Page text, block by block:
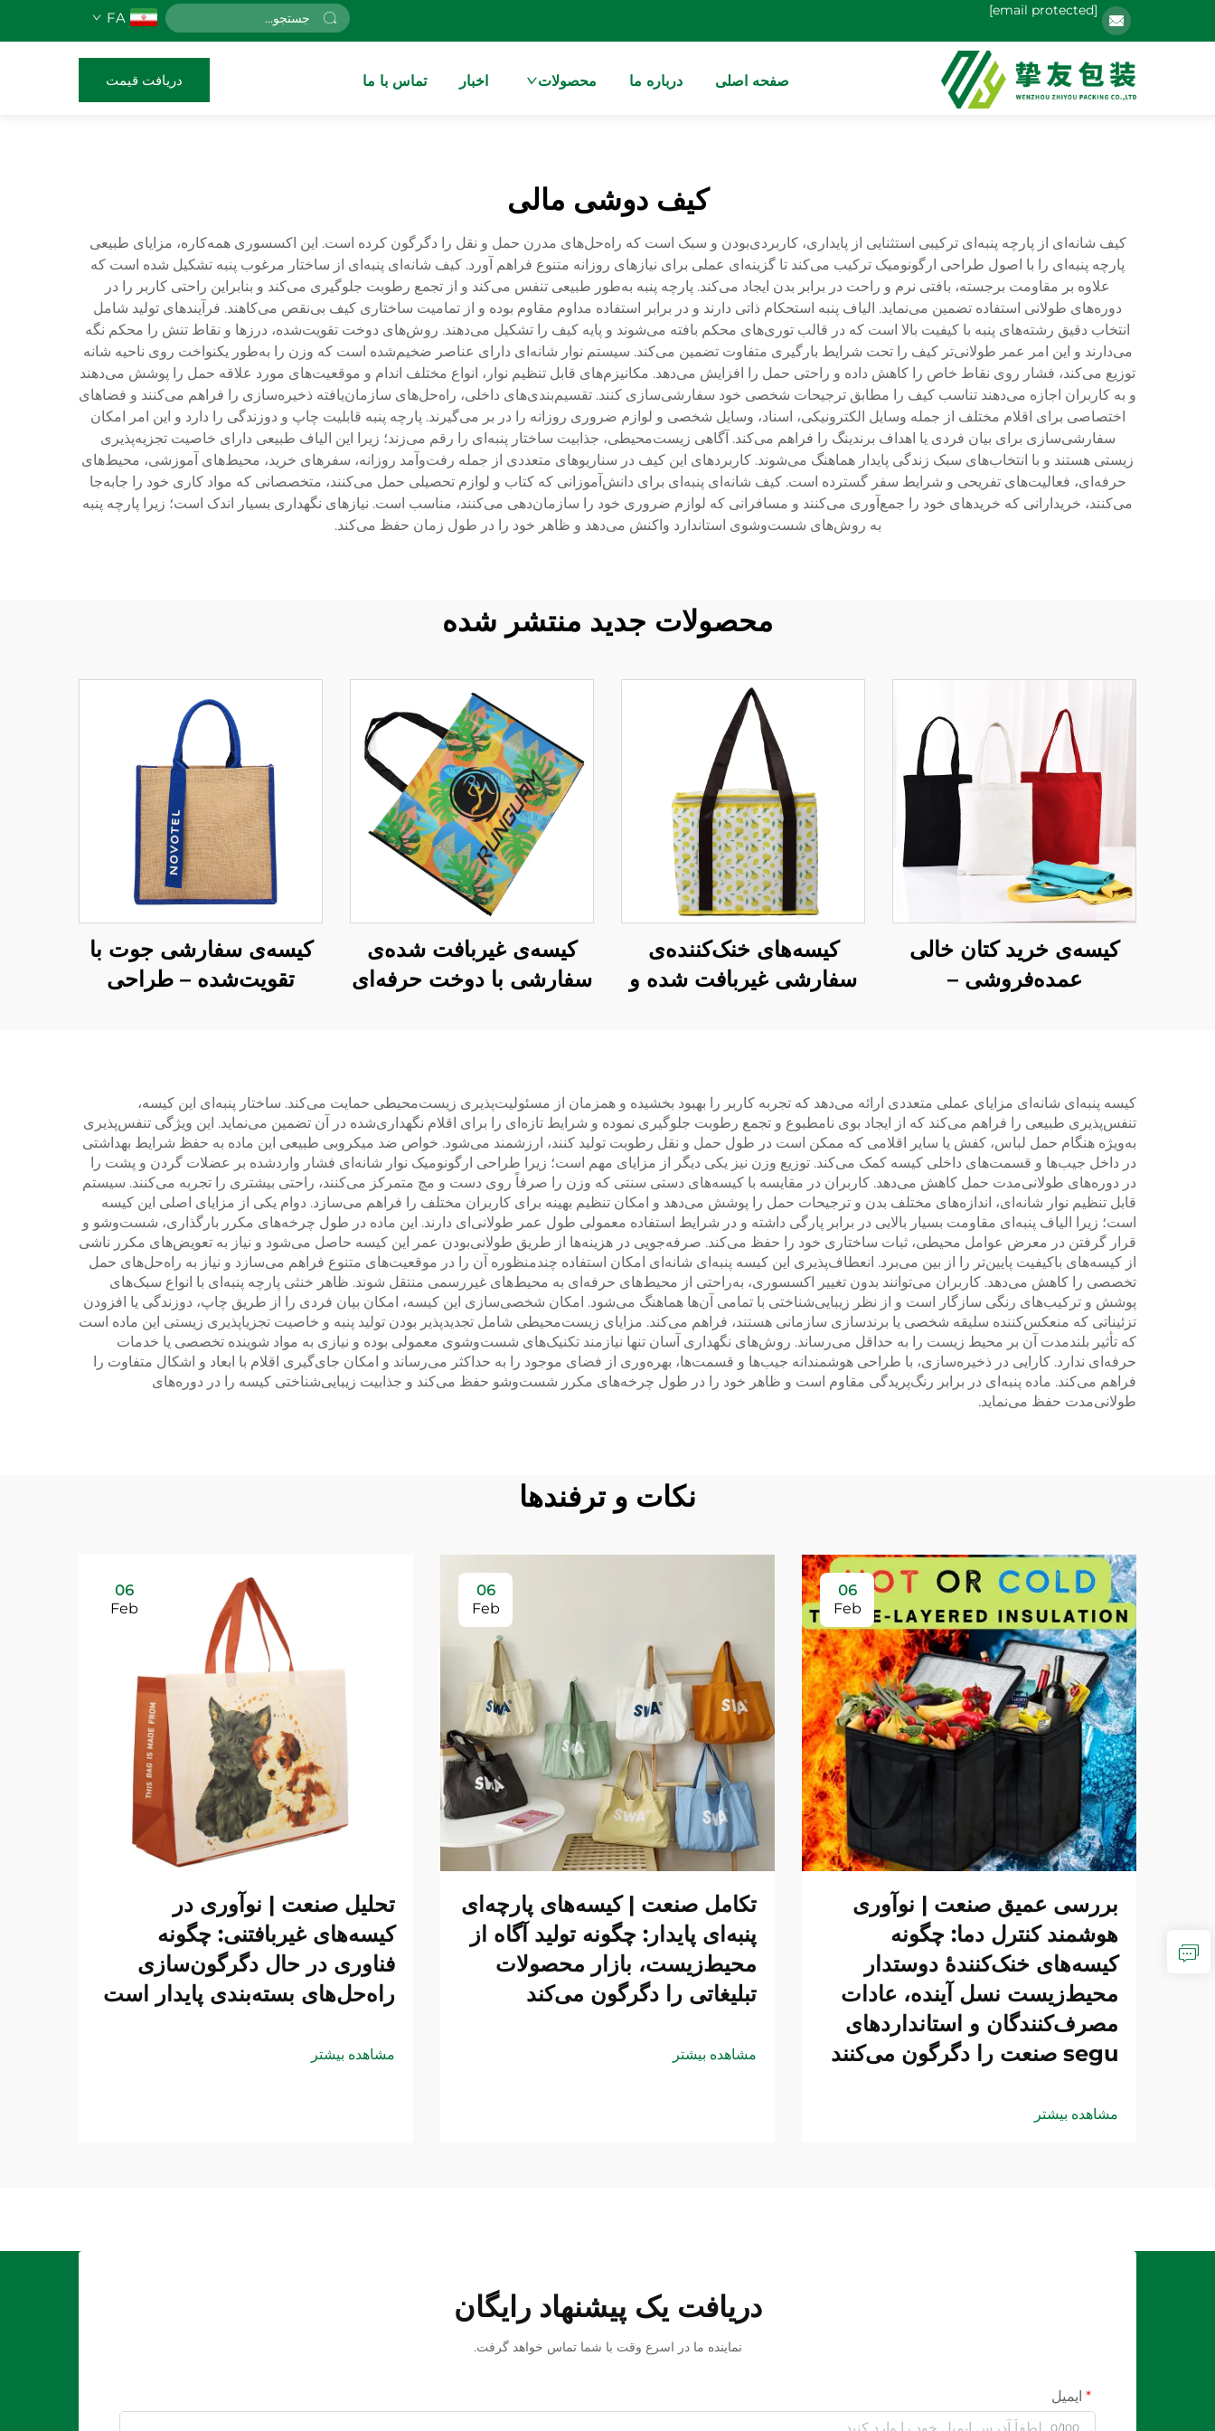
[email protected]
FA
صفحه اصلی درباره ما محصولات اخبار تماس با ما دریافت قیمت
کیف دوشی مالی
کیف شانه‌ای از پارچه پنبه‌ای ترکیبی استثنایی از پایداری، کاربردی‌بودن و سبک است که راه‌حل‌های مدرن حمل و نقل را دگرگون کرده است. این اکسسوری همه‌کاره، مزایای طبیعی
پارچه پنبه‌ای را با اصول طراحی ارگونومیک ترکیب می‌کند تا گزینه‌ای عملی برای نیازهای روزانه متنوع فراهم آورد. کیف شانه‌ای پنبه‌ای از ساختار مرغوب پنبه تشکیل شده است که
علاوه بر مقاومت برجسته، بافتی نرم و راحت در برابر بدن ایجاد می‌کند. پارچه پنبه به‌طور طبیعی تنفس می‌کند و از تجمع رطوبت جلوگیری می‌کند و بنابراین راحتی کاربر را در
دوره‌های طولانی استفاده تضمین می‌نماید. الیاف پنبه استحکام ذاتی دارند و در برابر استفاده مداوم مقاوم بوده و از تمامیت ساختاری کیف بی‌نقص می‌کاهند. فرآیندهای تولید شامل
انتخاب دقیق رشته‌های پنبه با کیفیت بالا است که در قالب توری‌های محکم بافته می‌شوند و پایه کیف را تشکیل می‌دهند. روش‌های دوخت تقویت‌شده، درزها و نقاط تنش را محکم نگه
می‌دارند و این امر عمر طولانی‌تر کیف را تحت شرایط بارگیری متفاوت تضمین می‌کند. سیستم نوار شانه‌ای دارای عناصر ضخیم‌شده است که وزن را به‌طور یکنواخت روی ناحیه شانه
توزیع می‌کند، فشار روی نقاط خاص را کاهش داده و راحتی حمل را افزایش می‌دهد. مکانیزم‌های قابل تنظیم نوار، انواع مختلف اندام و موقعیت‌های مورد علاقه حمل را پوشش می‌دهند
و به کاربران اجازه می‌دهند تناسب کیف را مطابق ترجیحات شخصی خود سفارشی‌سازی کنند. تقسیم‌بندی‌های داخلی، راه‌حل‌های سازمان‌یافته ذخیره‌سازی را فراهم می‌کنند و فضاهای
اختصاصی برای اقلام مختلف از جمله وسایل الکترونیکی، اسناد، وسایل شخصی و لوازم ضروری روزانه را در بر می‌گیرند. پارچه پنبه قابلیت چاپ و دوزندگی را دارد و این امر امکان
سفارشی‌سازی برای بیان فردی یا اهداف برندینگ را فراهم می‌کند. آگاهی زیست‌محیطی، جذابیت ساختار پنبه‌ای را رقم می‌زند؛ زیرا این الیاف طبیعی دارای خاصیت تجزیه‌پذیری
زیستی هستند و با انتخاب‌های سبک زندگی پایدار هماهنگ می‌شوند. کاربردهای این کیف در سناریوهای متعددی از جمله رفت‌وآمد روزانه، سفرهای خرید، محیط‌های آموزشی، محیط‌های
حرفه‌ای، فعالیت‌های تفریحی و شرایط سفر گسترده است. کیف شانه‌ای پنبه‌ای برای دانش‌آموزانی که کتاب و لوازم تحصیلی حمل می‌کنند، متخصصانی که مواد کاری خود را جابه‌جا
می‌کنند، خریدارانی که خریدهای خود را جمع‌آوری می‌کنند و مسافرانی که لوازم ضروری خود را سازمان‌دهی می‌کنند، مناسب است. نیازهای نگهداری بسیار اندک است؛ زیرا پارچه پنبه
به روش‌های شست‌وشوی استاندارد واکنش می‌دهد و ظاهر خود را در طول زمان حفظ می‌کند.
محصولات جدید منتشر شده
کیسه‌ی خرید کتان خالی
عمده‌فروشی –
کیسه‌های خنک‌کننده‌ی
سفارشی غیربافت شده و
شرکتی
کیسه‌ی غیربافت شده‌ی
سفارشی با دوخت حرفه‌ای
کسب‌وکار (B2B)
کیسه‌ی سفارشی جوت با
تقویت‌شده – طراحی
کیسه پنبه‌ای شانه‌ای مزایای عملی متعددی ارائه می‌دهد که تجربه کاربر را بهبود بخشیده و همزمان از مسئولیت‌پذیری زیست‌محیطی حمایت می‌کند. ساختار پنبه‌ای این کیسه،
تنفس‌پذیری طبیعی را فراهم می‌کند که از ایجاد بوی نامطبوع و تجمع رطوبت جلوگیری نموده و شرایط تازه‌ای را برای اقلام نگهداری‌شده در آن تضمین می‌نماید. این ویژگی تنفس‌پذیری
به‌ویژه هنگام حمل لباس، کفش یا سایر اقلامی که ممکن است در طول حمل و نقل رطوبت تولید کنند، ارزشمند می‌شود. خواص ضد میکروبی طبیعی این ماده به حفظ شرایط بهداشتی
در داخل جیب‌ها و قسمت‌های داخلی کیسه کمک می‌کند. توزیع وزن نیز یکی دیگر از مزایای مهم است؛ زیرا طراحی ارگونومیک نوار شانه‌ای فشار واردشده بر عضلات گردن و پشت را
در دوره‌های طولانی‌مدت حمل کاهش می‌دهد. کاربران در مقایسه با کیسه‌های دستی سنتی که وزن را صرفاً روی دست و مچ متمرکز می‌کنند، راحتی بیشتری را تجربه می‌کنند. سیستم
قابل تنظیم نوار شانه‌ای، اندازه‌های مختلف بدن و ترجیحات حمل را پوشش می‌دهد و امکان تنظیم بهینه برای کاربران مختلف را فراهم می‌سازد. دوام یکی از مزایای اصلی این کیسه
است؛ زیرا الیاف پنبه‌ای مقاومت بسیار بالایی در برابر پارگی داشته و در شرایط استفاده معمولی طول عمر طولانی‌ای دارند. این ماده در طول چرخه‌های مکرر بارگذاری، شست‌وشو و
قرار گرفتن در معرض عوامل محیطی، ثبات ساختاری خود را حفظ می‌کند. صرفه‌جویی در هزینه‌ها از طریق طولانی‌بودن عمر این کیسه حاصل می‌شود و نیاز به تعویض‌های مکرر ناشی
از کیسه‌های باکیفیت پایین‌تر را از بین می‌برد. انعطاف‌پذیری این کیسه پنبه‌ای شانه‌ای امکان استفاده چندمنظوره آن را در موقعیت‌های متنوع فراهم می‌سازد و نیاز به راه‌حل‌های حمل
تخصصی را کاهش می‌دهد. کاربران می‌توانند بدون تغییر اکسسوری، به‌راحتی از محیط‌های حرفه‌ای به محیط‌های غیررسمی منتقل شوند. ظاهر خنثی پارچه پنبه‌ای با انواع سبک‌های
پوشش و ترکیب‌های رنگی سازگار است و از نظر زیبایی‌شناختی با تمامی آن‌ها هماهنگ می‌شود. امکان شخصی‌سازی این کیسه، امکان بیان فردی را از طریق چاپ، دوزندگی یا افزودن
تزئیناتی که منعکس‌کننده سلیقه شخصی یا برندسازی سازمانی هستند، فراهم می‌کند. مزایای زیست‌محیطی شامل تجدیدپذیر بودن تولید پنبه و خاصیت تجزیاپذیری زیستی این ماده است
که تأثیر بلندمدت آن بر محیط زیست را به حداقل می‌رساند. روش‌های نگهداری آسان تنها نیازمند تکنیک‌های شست‌وشوی معمولی بوده و نیازی به مواد شوینده تخصصی یا خدمات
حرفه‌ای ندارد. کارایی در ذخیره‌سازی، با طراحی هوشمندانه جیب‌ها و قسمت‌ها، بهره‌وری از فضای موجود را به حداکثر می‌رساند و امکان جای‌گیری اقلام با ابعاد و اشکال متفاوت را
فراهم می‌کند. ماده پنبه‌ای در برابر رنگ‌پریدگی مقاوم است و ظاهر خود را در طول چرخه‌های مکرر شست‌وشو حفظ می‌کند و جذابیت زیبایی‌شناختی کیسه را در دوره‌های
طولانی‌مدت حفظ می‌نماید.
نکات و ترفندها
06
Feb
بررسی عمیق صنعت | نوآوری
هوشمند کنترل دما: چگونه
کیسه‌های خنک‌کنندهٔ دوستدار
محیط‌زیست نسل آینده، عادات
مصرف‌کنندگان و استانداردهای
segu صنعت را دگرگون می‌کنند
مشاهده بیشتر
06
Feb
تکامل صنعت | کیسه‌های پارچه‌ای
پنبه‌ای پایدار: چگونه تولید آگاه از
محیط‌زیست، بازار محصولات
تبلیغاتی را دگرگون می‌کند
مشاهده بیشتر
06
Feb
تحلیل صنعت | نوآوری در
کیسه‌های غیربافتنی: چگونه
فناوری در حال دگرگون‌سازی
راه‌حل‌های بسته‌بندی پایدار است
مشاهده بیشتر
دریافت یک پیشنهاد رایگان
نماینده ما در اسرع وقت با شما تماس خواهد گرفت.
ایمیل
0/100